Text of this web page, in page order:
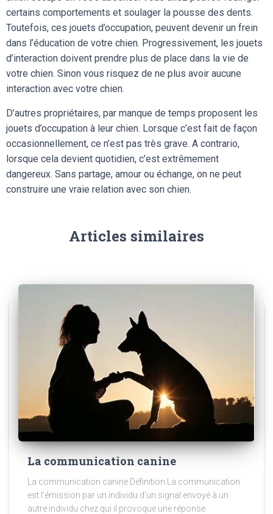
certains comportements et soulager la pousse des dents.
Toutefois, ces jouets d’occupation, peuvent devenir un frein
dans l’éducation de votre chien. Progressivement, les jouets
d’interaction doivent prendre plus de place dans la vie de
votre chien. Sinon vous risquez de ne plus avoir aucune
interaction avec votre chien.
D’autres propriétaires, par manque de temps proposent les
jouets d’occupation à leur chien. Lorsque c’est fait de façon
occasionnellement, ce n’est pas très grave. A contrario,
lorsque cela devient quotidien, c’est extrêmement
dangereux. Sans partage, amour ou échange, on ne peut
construire une vraie relation avec son chien.
Articles similaires
La communication canine
La communication canine Définition La communication
est l’émission par un individu d’un signal envoyé à un
autre individu chez qui il provoque une réponse